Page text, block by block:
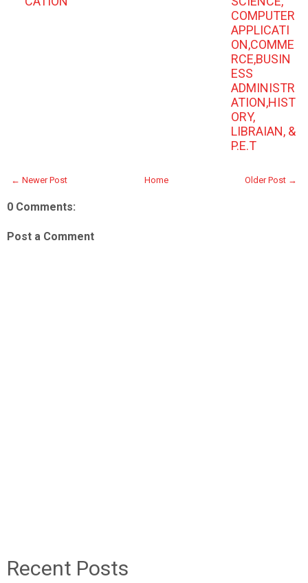
COMPUTER
APPLICATI
ON,COMME
RCE,BUSIN
ESS
ADMINISTR
ATION,HIST
ORY,
LIBRAIAN, &
P.E.T
← Newer Post Older Post →
Home
0 Comments:
Post a Comment
Recent Posts